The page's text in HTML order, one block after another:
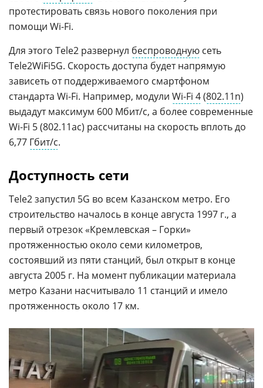
протестировать связь нового поколения при
помощи Wi-Fi.
Для этого Tele2 развернул беспроводную сеть
Tele2WiFi5G. Скорость доступа будет напрямую
зависеть от поддерживаемого смартфоном
стандарта Wi-Fi. Например, модули Wi-Fi 4(802.11n)
выдадут максимум 600 Мбит/с, а более современные
Wi-Fi 5 (802.11ac) рассчитаны на скорость вплоть до
6,77 Гбит/с.
Доступность сети
Tele2 запустил 5G во всем Казанском метро. Его
строительство началось в конце августа 1997 г., а
первый отрезок «Кремлевская – Горки»
протяженностью около семи километров,
состоявший из пяти станций, был открыт в конце
августа 2005 г. На момент публикации материала
метро Казани насчитывало 11 станций и имело
протяженность около 17 км.